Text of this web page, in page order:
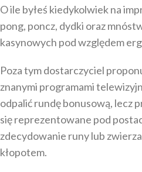
O ile byłeś kiedykolwiek na
pong, poncz, dydki oraz
kasynowych pod względem
Poza tym dostarczyciel
znanymi programami
odpalić rundę bonusową, lecz
się reprezentowane pod
zdecydowanie runy lub
kłopotem.